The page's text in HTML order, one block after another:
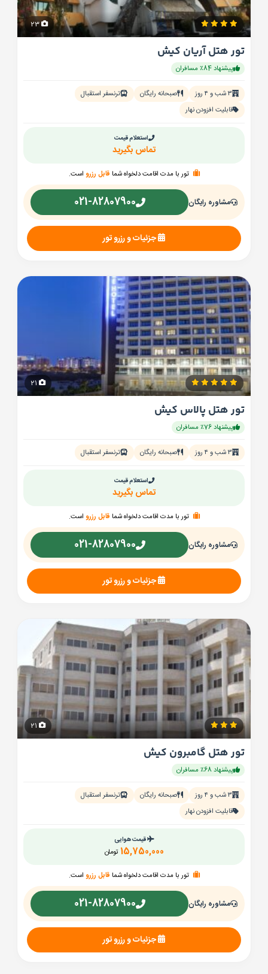
23
تور هتل آریان کیش
پیشنهاد 84٪ مسافران
۳ شب و ۴ روز صبحانه رایگان
ترنسفر استقبال
قابلیت افزودن نهار
استعلام قیمت
تماس بگیرید
تور با مدت اقامت دلخواه شما قابل رزرو است.
مشاوره رایگان 021-82807900
جزئیات و رزرو تور
تور هتل پالاس کیش
پیشنهاد 76٪ مسافران
۳ شب و ۴ روز صبحانه رایگان ترنسفر استقبال
استعلام قیمت
تماس بگیرید
تور با مدت اقامت دلخواه شما قابل رزرو است.
مشاوره رایگان 021-82807900
جزئیات و رزرو تور
تور هتل گامبرون کیش
پیشنهاد 68٪ مسافران
۳ شب و ۴ روز صبحانه رایگان
ترنسفر استقبال
قابلیت افزودن نهار
قیمت هوایی
تومان 15,750,000
تور با مدت اقامت دلخواه شما قابل رزرو است.
مشاوره رایگان 021-82807900
جزئیات و رزرو تور